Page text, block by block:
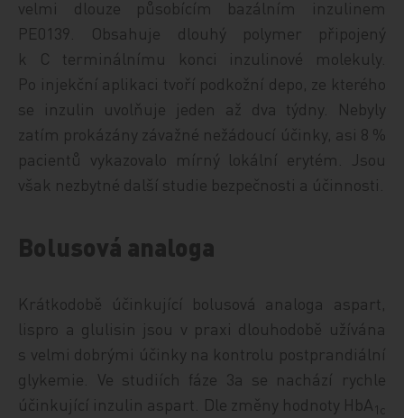
velmi dlouze působícím bazálním inzulinem
PE0139. Obsahuje dlouhý polymer připojený
k C terminálnímu konci inzulinové molekuly.
Po injekční aplikaci tvoří podkožní depo, ze kterého
se inzulin uvolňuje jeden až dva týdny. Nebyly
zatím prokázány závažné nežádoucí účinky, asi 8 %
pacientů vykazovalo mírný lokální erytém. Jsou
však nezbytné další studie bezpečnosti a účinnosti.
Bolusová analoga
Krátkodobě účinkující bolusová analoga aspart,
lispro a glulisin jsou v praxi dlouhodobě užívána
s velmi dobrými účinky na kontrolu postprandiální
glykemie. Ve studiích fáze 3a se nachází rychle
účinkující inzulin aspart. Dle změny hodnoty HbA 1c